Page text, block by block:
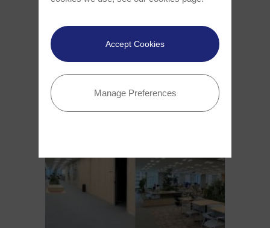
マにフォーカス
ウルムに再び集結し、3日間にわたり科学交流が
行なわれました。
記事全文を読む >
Accept Cookies
Manage Preferences